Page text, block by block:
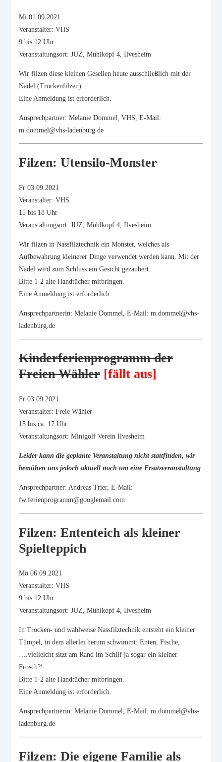
Mi 01.09.2021
Veranstalter: VHS
9 bis 12 Uhr
Veranstaltungsort: JUZ, Mühlkopf 4, Ilvesheim
Wir filzen diese kleinen Gesellen heute ausschließlich mit der
Nadel (Trockenfilzen).
Eine Anmeldung ist erforderlich.
Ansprechpartner: Melanie Dommel, VHS, E-Mail:
m.dommel@vhs-ladenburg.de
Filzen: Utensilo-Monster
Fr 03.09.2021
Veranstalter: VHS
15 bis 18 Uhr
Veranstaltungsort: JUZ, Mühlkopf 4, Ilvesheim
Wir filzen in Nassfilztechnik ein Monster, welches als
Aufbewahrung kleinerer Dinge verwendet werden kann. Mit der
Nadel wird zum Schluss ein Gesicht gezaubert.
Bitte 1-2 alte Handtücher mitbringen.
Eine Anmeldung ist erforderlich.
Ansprechpartnerin: Melanie Dommel, E-Mail: m.dommel@vhs-
ladenburg.de
Kinderferienpro­gramm der
Freien Wähler [fällt aus]
Fr 03.09.2021
Veranstalter: Freie Wähler
15 bis ca. 17 Uhr
Veranstaltungsort: Minigolf Verein Ilvesheim
Leider kann die geplante Veranstaltung nicht stattfinden, wir
bemühen uns jedoch aktuell noch um eine Ersatzveranstaltung
Ansprechpartner: Andreas Trier, E-Mail:
fw.ferienprogramm@googlemail.com
Filzen: Ententeich als kleiner
Spielteppich
Mo 06.09.2021
Veranstalter: VHS
9 bis 12 Uhr
Veranstaltungsort: JUZ, Mühlkopf 4, Ilvesheim
In Trocken- und wahlweise Nassfilztechnik entsteht ein kleiner
Tümpel, in dem allerlei herum schwimmt: Enten, Fische,
….vielleicht sitzt am Rand im Schilf ja sogar ein kleiner
Frosch?!
Bitte 1-2 alte Handtücher mitbringen.
Eine Anmeldung ist erforderlich.
Ansprechpartnerin: Melanie Dommel, E-Mail: m.dommel@vhs-
ladenburg.de
Filzen: Die eigene Familie als